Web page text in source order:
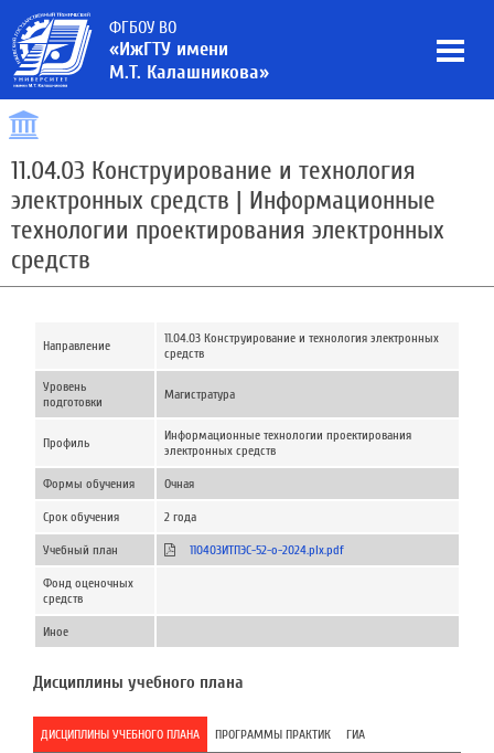
ФГБОУ ВО
«ИжГТУ имени
М.Т. Калашникова»
11.04.03 Конструирование и технология
электронных средств | Информационные
технологии проектирования электронных
средств
Направление
11.04.03 Конструирование и технология электронных
средств
Уровень
подготовки
Магистратура
Профиль
Информационные технологии проектирования
электронных средств
Формы обучения Очная
Срок обучения 2 года
Учебный план 110403ИТПЭС-52-о-2024.plx.pdf
Фонд оценочных
средств
Иное
Дисциплины учебного плана
ДИСЦИПЛИНЫ УЧЕБНОГО ПЛАНА ПРОГРАММЫ ПРАКТИК ГИА